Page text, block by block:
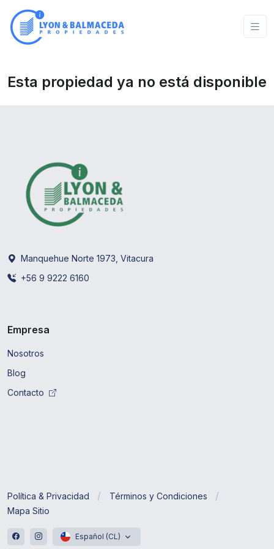
Esta propiedad ya no está disponible
Manquehue Norte 1973, Vitacura
+56 9 9222 6160
Empresa
Nosotros
Blog
Contacto
Política & Privacidad
Términos y Condiciones
Mapa Sitio
Español (CL)